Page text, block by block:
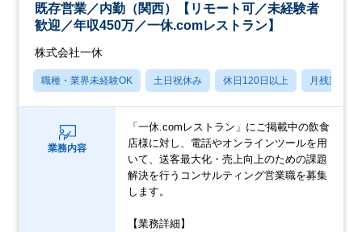
既存営業／内勤（関西）【リモート可／未経験者
歓迎／年収450万／一休.comレストラン】
株式会社一休
職種・業界未経験OK 土日祝休み 休日120日以上 月残業20
業務内容
「一休.comレストラン」にご掲載中の飲食
店様に対し、電話やオンラインツールを用
いて、送客最大化・売上向上のための課題
解決を行うコンサルティング営業職を募集
します。
【業務詳細】